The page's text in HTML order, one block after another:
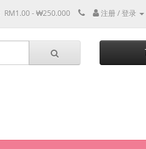
RM1.00 - ₩250.000 注册 / 登录